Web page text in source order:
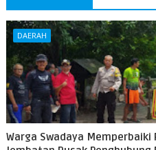
DAERAH
Warga Swadaya Memperbaiki